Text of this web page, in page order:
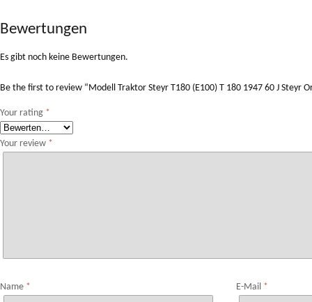
Bewertungen
Es gibt noch keine Bewertungen.
Be the first to review “Modell Traktor Steyr T180 (E100) T 180 1947 60 J Steyr
Your rating *
Your review *
Name * E-Mail *